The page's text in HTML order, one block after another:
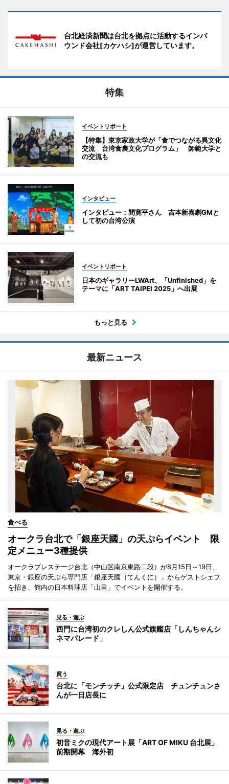
台北経済新聞は台北を拠点に活動するインバ
ウンド会社[カケハシ]が運営しています。
特集
イベントリポート
【特集】東京家政大学が「食でつながる異文化
交流 台湾食農文化プログラム」 師範大学と
の交流も
インタビュー
インタビュー：間寛平さん 吉本新喜劇GMと
して初の台湾公演
イベントリポート
日本のギャラリーLWArt、「Unfinished」を
テーマに「ART TAIPEI 2025」へ出展
もっと見る
最新ニュース
食べる
オークラ台北で「銀座天國」の天ぷらイベント 限
定メニュー3種提供
オークラプレステージ台北（中山区南京東路二段）が8月15日～19日、
東京・銀座の天ぷら専門店「銀座天國（てんくに）」からゲストシェフ
を招き、館内の日本料理店「山里」でイベントを開催する。
見る・遊ぶ
西門に台湾初のクレしん公式旗艦店「しんちゃんシ
ネマパレード」
買う
台北に「モンチッチ」公式限定店 チュンチュンさ
んが一日店長に
見る・遊ぶ
初音ミクの現代アート展「ART OF MIKU 台北展」
前期開幕 海外初